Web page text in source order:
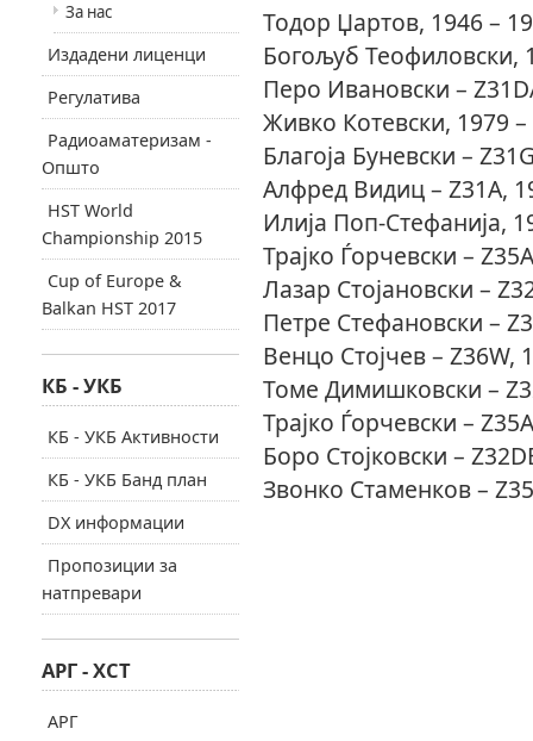
Тодор Џартов, 1946 –
Богољуб Теофиловски,
Перо Ивановски –
Живко Котевски, 1979 –
Благоја Буневски –
Алфред Видиц – Z31A,
Илија Поп-Стефанија,
Трајко Ѓорчевски –
Лазар Стојановски –
Петре Стефановски –
Венцо Стојчев – Z36W,
Томе Димишковски –
Трајко Ѓорчевски –
Боро Стојковски –
Звонко Стаменков –
За нас
Издадени лиценци
Регулатива
Радиоаматеризам -
Општо
HST World
Championship 2015
Cup of Europe &
Balkan HST 2017
КБ - УКБ
КБ - УКБ Активности
КБ - УКБ Банд план
DX информации
Пропозиции за
натпревари
АРГ - ХСТ
АРГ